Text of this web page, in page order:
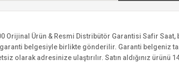
Orijinal Ürün & Resmi Distribütör Garantisi Safir
belgesiyle birlikte gönderilir. Garanti belgeniz
olarak adresinize ulaştırılır. Satın aldığınız